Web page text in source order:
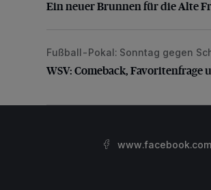
Ein neuer Brunnen für die Alte
WSV: Comeback, Favoritenfrage
Fußball-Pokal: Sonntag gegen
WSV: Comeback, Favoritenfrage